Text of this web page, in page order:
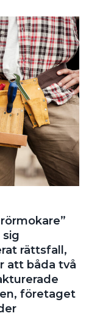
sig
rättsfall,
att båda två
företaget